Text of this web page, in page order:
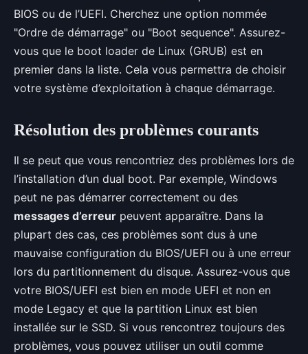
BIOS ou de l’UEFI. Cherchez une option nommée
"Ordre de démarrage" ou "Boot sequence". Assurez-
vous que le boot loader de Linux (GRUB) est en
premier dans la liste. Cela vous permettra de choisir
votre système d’exploitation à chaque démarrage.
Résolution des problèmes courants
Il se peut que vous rencontriez des problèmes lors de
l’installation d’un dual boot. Par exemple, Windows
peut ne pas démarrer correctement ou des
messages d’erreur peuvent apparaître. Dans la
plupart des cas, ces problèmes sont dus à une
mauvaise configuration du BIOS/UEFI ou à une erreur
lors du partitionnement du disque. Assurez-vous que
votre BIOS/UEFI est bien en mode UEFI et non en
mode Legacy et que la partition Linux est bien
installée sur le SSD. Si vous rencontrez toujours des
problèmes, vous pouvez utiliser un outil comme